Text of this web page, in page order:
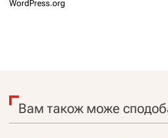
WordPress.org
Вам також може